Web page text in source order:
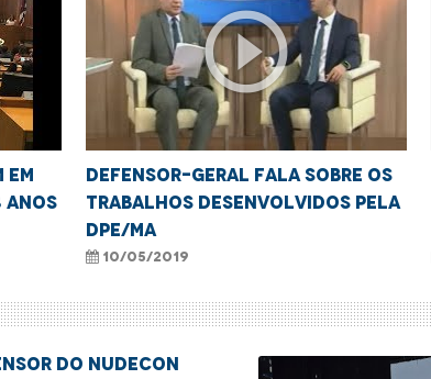
em
anos
play_circle_outline
Defensor-geral fala sobre os
trabalhos desenvolvidos pela
DPE/MA
10/05/2019
do Nudecon